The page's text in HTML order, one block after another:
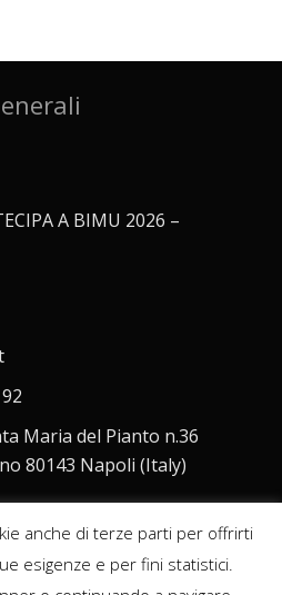
A BIMU 2026 –
Maria del Pianto n.36
80143 Napoli (Italy)
anche di terze parti per offrirti
esigenze e per fini statistici.